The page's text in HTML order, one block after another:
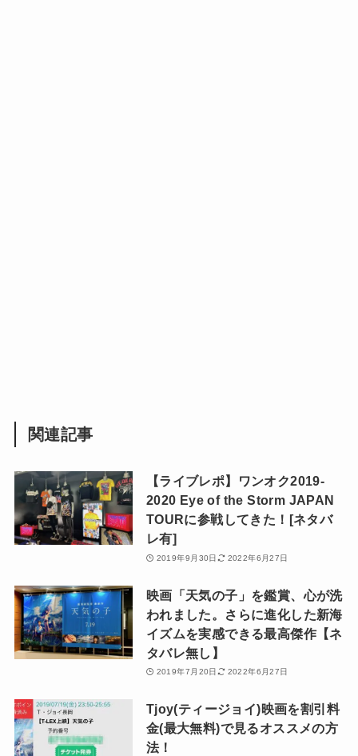
関連記事
【ライブレポ】ワンオク2019-
2020 Eye of the Storm JAPAN
TOURに参戦してきた！[ネタバ
レ有]
2019年9月30日 2022年6月27日
映画「天気の子」を鑑賞、心が洗
われました。さらに進化した新海
イズムを実感できる最高傑作【ネ
タバレ無し】
2019年7月20日 2022年6月27日
Tjoy(ティージョイ)映画を割引料
金(最大無料)で見るオススメの方
法！